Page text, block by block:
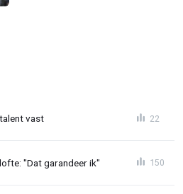
vast 22
"Dat garandeer ik" 150